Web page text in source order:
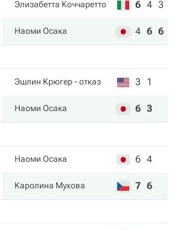
Элизабетта Коччаретто 6 4 3
Наоми Осака 4 6 6
Эшлин Крюгер- отказ 3 1
Наоми Осака 6 3
Наоми Осака 6 4
Каролина Мухова 7 6